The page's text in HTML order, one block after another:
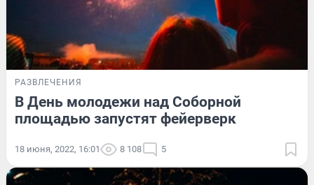
РАЗВЛЕЧЕНИЯ
В День молодежи над Соборной
площадью запустят фейерверк
18 июня, 2022, 16:01 8 108 5